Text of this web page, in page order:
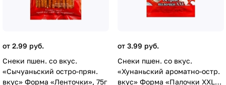
от 2.99 руб.
Снеки пшен. со вкус.
«Сычуаньский остро-прян.
вкус» Форма «Ленточки», 75г
от 3.99 руб.
Снеки пшен. со вкус.
«Хунаньский ароматно-остр.
вкус» Форма «Палочки XXL»,